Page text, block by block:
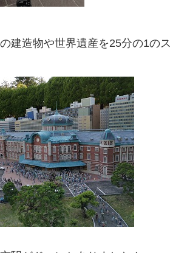
建造物や世界遺産を25分の1の